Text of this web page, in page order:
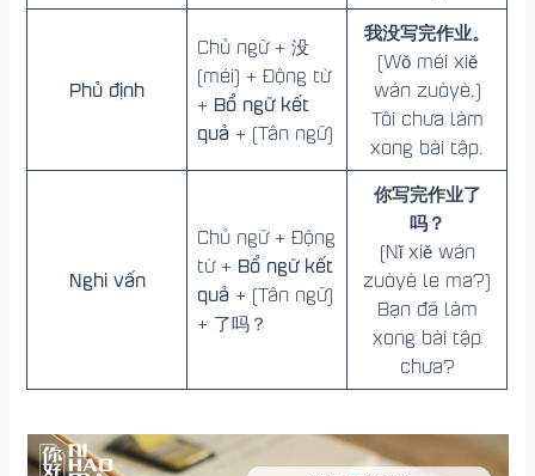
Phủ định
Chủ ngữ + 没
(méi) + Động từ
+ Bổ ngữ kết
quả+ (Tân ngữ)
我没写完作业。
(Wǒ méi xiě
wán zuòyè.)
Tôi chưa làm
xong bài tập.
Nghi vấn
Chủ ngữ + Động
từ + Bổ ngữ kết
quả+ (Tân ngữ)
+ 了吗？
你写完作业了
吗？
(Nǐ xiě wán
zuòyè le ma?)
Bạn đã làm
xong bài tập
chưa?